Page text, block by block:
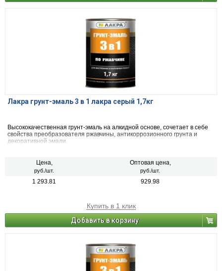
Лакра грунт-эмаль 3 в 1 лакра серый 1,7кг
Высококачественная грунт-эмаль на алкидной основе, сочетает в себе
свойства преобразователя ржавчины, антикоррозионного грунта и
декоративной эмали.
Цена,
руб./шт.
Оптовая цена,
руб./шт.
1 293.81 929.98
Купить в 1 клик
Добавить в корзину